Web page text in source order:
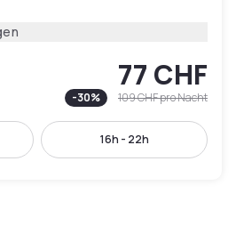
77 CHF
-30% 109 CHFpro Nacht
16h - 22h